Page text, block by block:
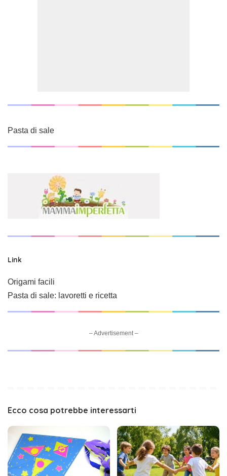
Pasta di sale
Link
Origami facili
Pasta di sale: lavoretti e ricetta
– Advertisement –
Ecco cosa potrebbe interessarti